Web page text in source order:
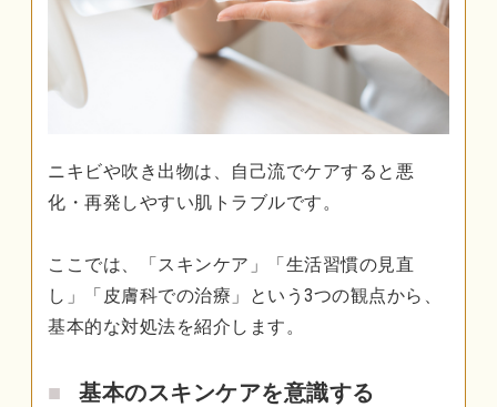
ニキビや吹き出物は、自己流でケアすると悪
化・再発しやすい肌トラブルです。
ここでは、「スキンケア」「生活習慣の見直
し」「皮膚科での治療」という3つの観点から、
基本的な対処法を紹介します。
基本のスキンケアを意識する